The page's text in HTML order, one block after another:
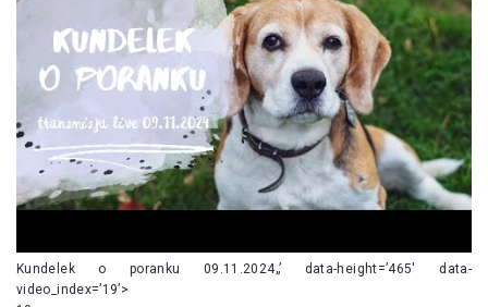
Kundelek o poranku 09.11.2024„’ data-height=’465′ data-
video_index=’19’>